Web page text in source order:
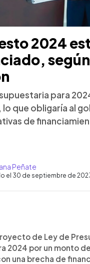
2024
según
para
lo que obligaría al
de
Peñate
el 30 de septiembre de
artículode Ley de
2024 por un monto
una brecha de